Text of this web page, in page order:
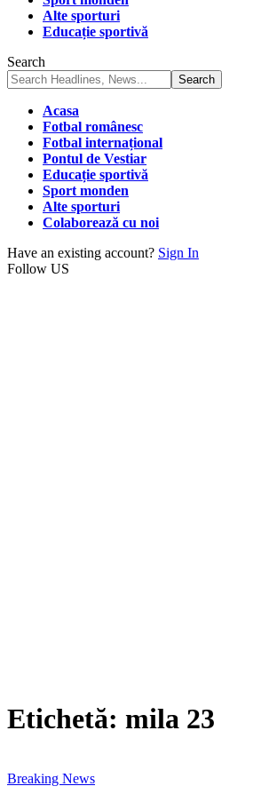
Alte sporturi
Educație sportivă
Search
Acasa
Fotbal românesc
Fotbal internațional
Pontul de Vestiar
Educație sportivă
Sport monden
Alte sporturi
Colaborează cu noi
Have an existing account? Sign In
Follow US
Etichetă: mila 23
Breaking News